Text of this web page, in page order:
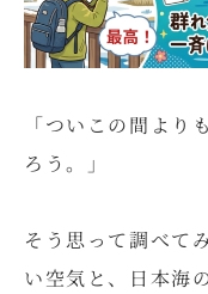
「ついこの間より
ろう。」
そう思って調べて
い空気と、日本海